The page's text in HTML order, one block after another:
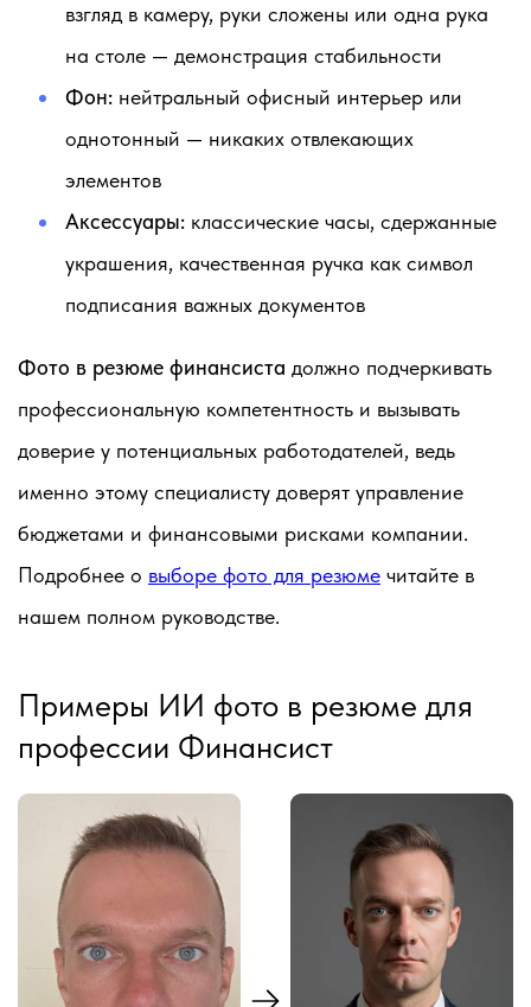
взгляд в камеру, руки сложены или одна рука
на столе — демонстрация стабильности
Фон: нейтральный офисный интерьер или
однотонный — никаких отвлекающих
элементов
Аксессуары: классические часы, сдержанные
украшения, качественная ручка как символ
подписания важных документов
Фото в резюме финансиста должно подчеркивать
профессиональную компетентность и вызывать
доверие у потенциальных работодателей, ведь
именно этому специалисту доверят управление
бюджетами и финансовыми рисками компании.
Подробнее о выборе фото для резюме читайте в
нашем полном руководстве.
Примеры ИИ фото в резюме для
профессии Финансист